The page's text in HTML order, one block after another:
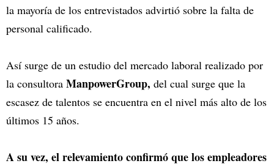
la mayoría de los entrevistados advirtió sobre la falta de
personal calificado.
Así surge de un estudio del mercado laboral realizado por
la consultora ManpowerGroup, del cual surge que la
escasez de talentos se encuentra en el nivel más alto de los
últimos 15 años.
A su vez, el relevamiento confirmó que los empleadores